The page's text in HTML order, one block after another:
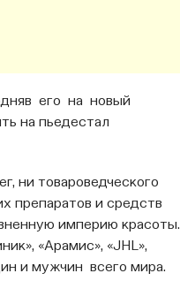
его на новый
на пьедестал
ни товароведческого
препаратов и средств
империю красоты.
«Арамис», «JHL»,
и мужчин всего мира.